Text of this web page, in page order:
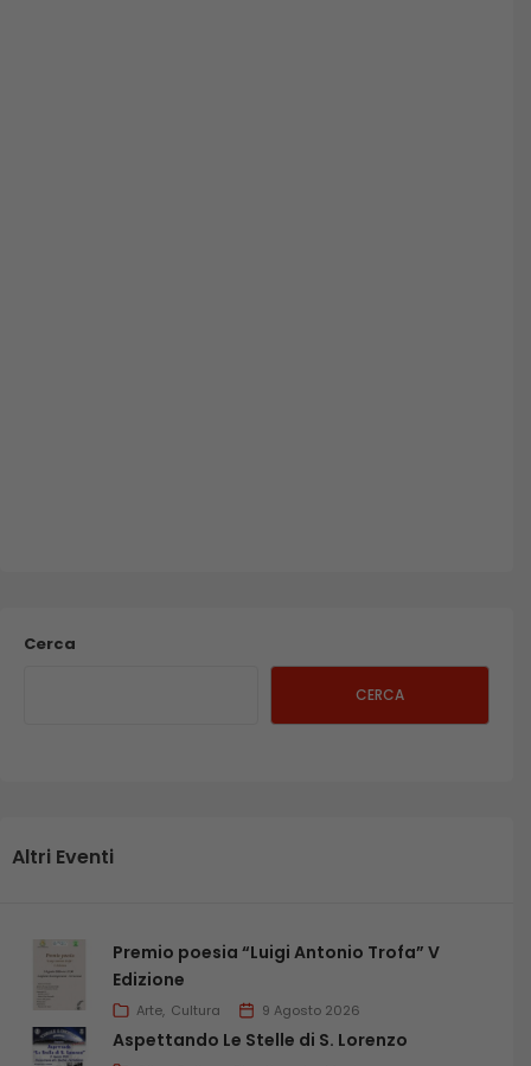
Cerca
CERCA
Altri Eventi
Premio poesia “Luigi Antonio Trofa” V
Edizione
Arte Cultura 9 Agosto 2026
Aspettando Le Stelle di S. Lorenzo